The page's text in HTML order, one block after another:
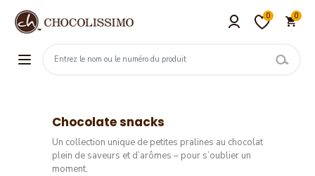
0 0
Chocolate snacks
Un collection unique de petites pralines au chocolat
plein de saveurs et d’arômes – pour s’oublier un
moment.